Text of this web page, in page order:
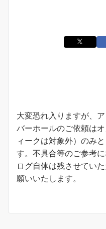
大変恐れ入りますが、
バーホールのご依頼は
ィークは対象外）のみ
す。不具合等のご参考
ログ自体は残させてい
願いいたします。